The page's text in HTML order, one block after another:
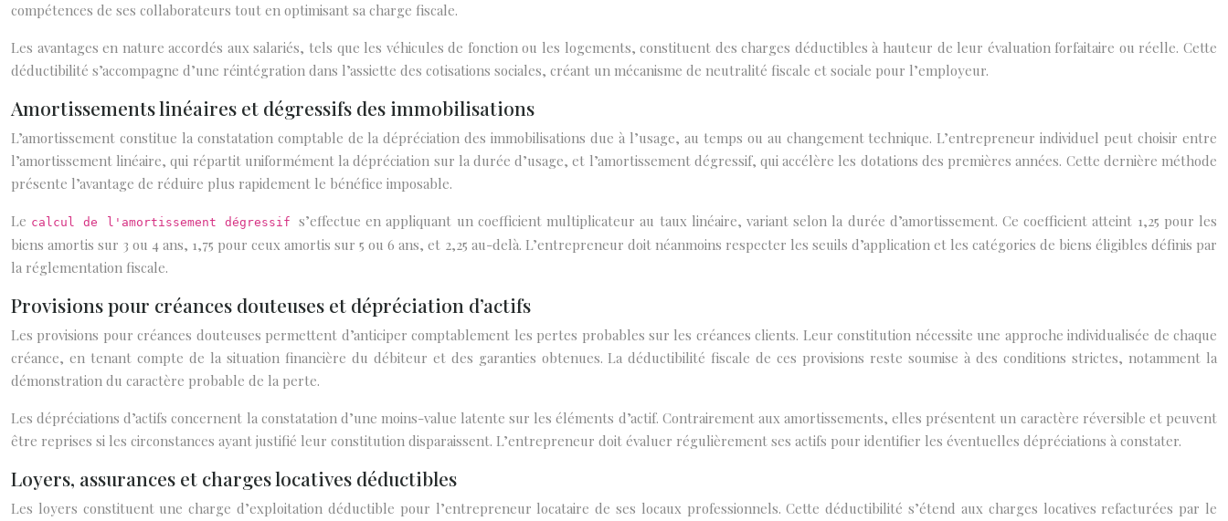
compétences de ses collaborateurs tout en optimisant sa charge fiscale.
Les avantages en nature accordés aux salariés, tels que les véhicules de fonction ou les logements, constituent des charges déductibles à hauteur de leur évaluation forfaitaire ou réelle. Cette
déductibilité s’accompagne d’une réintégration dans l’assiette des cotisations sociales, créant un mécanisme de neutralité fiscale et sociale pour l’employeur.
Amortissements linéaires et dégressifs des immobilisations
L’amortissement constitue la constatation comptable de la dépréciation des immobilisations due à l’usage, au temps ou au changement technique. L’entrepreneur individuel peut choisir entre
l’amortissement linéaire, qui répartit uniformément la dépréciation sur la durée d’usage, et l’amortissement dégressif, qui accélère les dotations des premières années. Cette dernière méthode
présente l’avantage de réduire plus rapidement le bénéfice imposable.
Le calcul de l'amortissement dégressifs’effectue en appliquant un coefficient multiplicateur au taux linéaire, variant selon la durée d’amortissement. Ce coefficient atteint 1,25 pour les
biens amortis sur 3 ou 4 ans, 1,75 pour ceux amortis sur 5 ou 6 ans, et 2,25 au-delà. L’entrepreneur doit néanmoins respecter les seuils d’application et les catégories de biens éligibles définis par
la réglementation fiscale.
Provisions pour créances douteuses et dépréciation d’actifs
Les provisions pour créances douteuses permettent d’anticiper comptablement les pertes probables sur les créances clients. Leur constitution nécessite une approche individualisée de chaque
créance, en tenant compte de la situation financière du débiteur et des garanties obtenues. La déductibilité fiscale de ces provisions reste soumise à des conditions strictes, notamment la
démonstration du caractère probable de la perte.
Les dépréciations d’actifs concernent la constatation d’une moins-value latente sur les éléments d’actif. Contrairement aux amortissements, elles présentent un caractère réversible et peuvent
être reprises si les circonstances ayant justifié leur constitution disparaissent. L’entrepreneur doit évaluer régulièrement ses actifs pour identifier les éventuelles dépréciations à constater.
Loyers, assurances et charges locatives déductibles
Les loyers constituent une charge d’exploitation déductible pour l’entrepreneur locataire de ses locaux professionnels. Cette déductibilité s’étend aux charges locatives refacturées par le